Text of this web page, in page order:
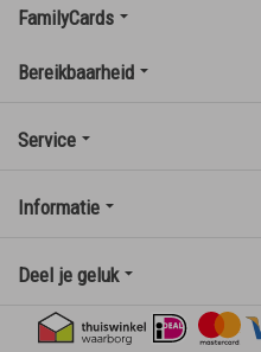
FamilyCards
Bereikbaarheid
Service
Informatie
Deel je geluk